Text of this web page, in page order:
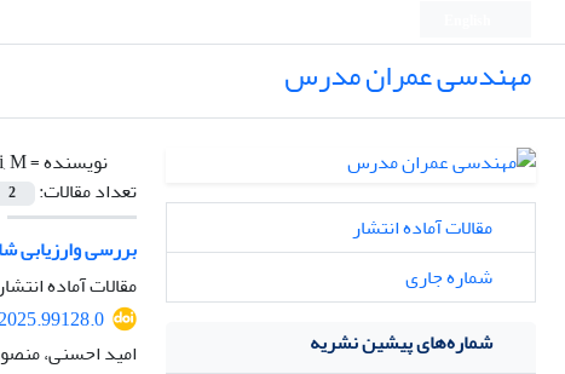
مهندسی عمران مدرس
نویسنده =M.
تعداد مقالات:
2
بررسی وارزیابی
مقالات آماده
امید احسنی،
مقالات آماده انتشار
شماره جاری
شماره‌های پیشین نشریه